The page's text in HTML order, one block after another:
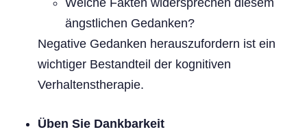
ängstlichen Gedanken?
Negative Gedanken herauszufordern ist ein
wichtiger Bestandteil der kognitiven
Verhaltenstherapie.
Üben Sie Dankbarkeit